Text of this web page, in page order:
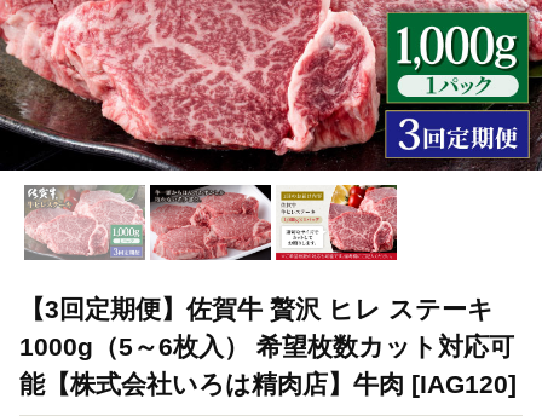
【3回定期便】佐賀牛 贅沢 ヒレ ステーキ
1000g（5～6枚入） 希望枚数カット対応可
能【株式会社いろは精肉店】牛肉 [IAG120]